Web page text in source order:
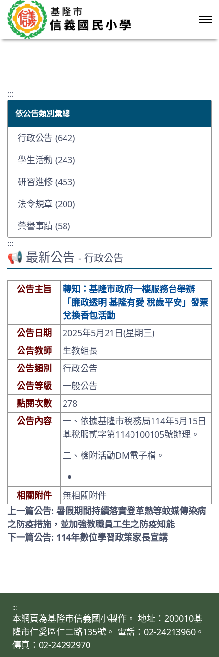
:::
依公告類別彙總
行政公告 (642)
學生活動 (243)
研習進修 (453)
法令規章 (200)
榮譽事蹟 (58)
:::
📢 最新公告 - 行政公告
公告主旨
轉知：基隆市政府一樓服務台舉辦
「廉政透明 基隆有愛 稅歲平安」發票
兌換香包活動
公告日期
2025年5月21日(星期三)
公告教師
生教組長
公告類別
行政公告
公告等級
一般公告
點閱次數
278
公告內容
一、依據基隆市稅務局114年5月15日
基稅服貳字第1140100105號辦理。
二、檢附活動DM電子檔。
相關附件
無相關附件
上一篇公告: 暑假期間持續落實登革熱等蚊媒傳染病
之防疫措施，並加強教職員工生之防疫知能
下一篇公告: 114年數位學習政策家長宣講
:::
本網頁為基隆市信義國小製作。 地址：200010基
隆市仁愛區仁二路135號。 電話：02-24213960。
傳真：02-24292970